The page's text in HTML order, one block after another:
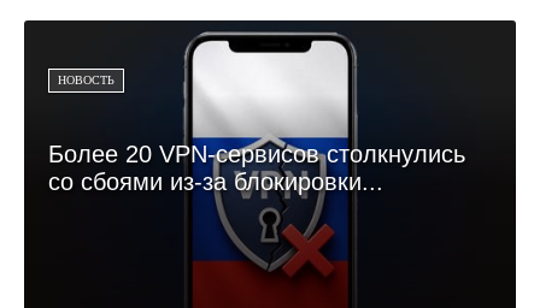
НОВОСТЬ
Более 20 VPN-сервисов столкнулись
со сбоями из-за блокировки...